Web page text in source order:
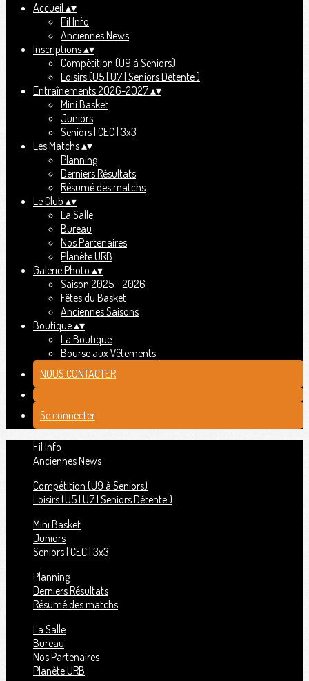
Accueil ▴▾
Fil Info
Anciennes News
Inscriptions▴▾
Compétition (U9 à Seniors)
Loisirs (U5 | U7 | Seniors Détente )
Entraînements 2026-2027▴▾
Mini Basket
Juniors
Seniors | CEC | 3x3
Les Matchs▴▾
Planning
Derniers Résultats
Résumé des matchs
Le Club ▴▾
La Salle
Bureau
Nos Partenaires
Planète URB
Galerie Photo ▴▾
Saison 2025 - 2026
Fêtes du Basket
Anciennes Saisons
Boutique▴▾
La Boutique
Bourse aux Vêtements
NOUS CONTACTER
Se connecter
Fil Info
Anciennes News
Compétition (U9 à Seniors)
Loisirs (U5 | U7 | Seniors Détente )
Mini Basket
Juniors
Seniors | CEC | 3x3
Planning
Derniers Résultats
Résumé des matchs
La Salle
Bureau
Nos Partenaires
Planète URB